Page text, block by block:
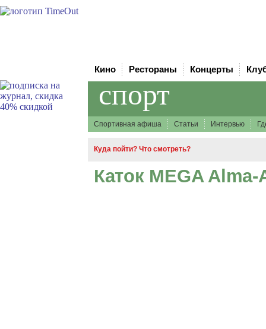
Кино Рестораны Концерты
спорт
Спортивная афиша Статьи Интервью
Куда пойти? Что смотреть?
Каток MEGA Alma-